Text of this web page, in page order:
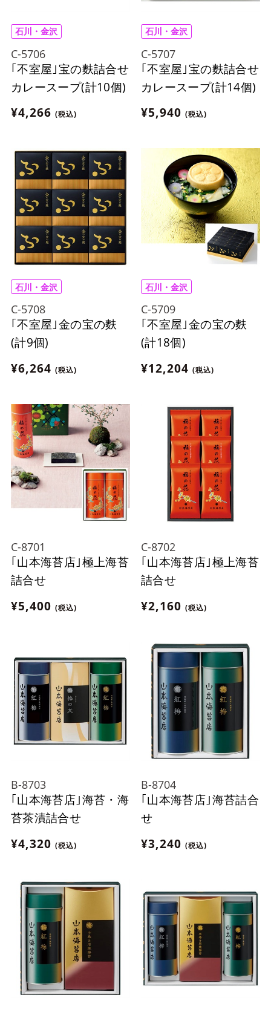
石川・金沢
C-5706
｢不室屋｣宝の麩詰合せ
カレースープ(計10個)
¥4,266 (税込)
石川・金沢
C-5707
｢不室屋｣宝の麩詰合せ
カレースープ(計14個)
¥5,940 (税込)
石川・金沢
C-5708
｢不室屋｣金の宝の麩
(計9個)
¥6,264 (税込)
石川・金沢
C-5709
｢不室屋｣金の宝の麩
(計18個)
¥12,204 (税込)
C-8701
｢山本海苔店｣極上海苔
詰合せ
¥5,400 (税込)
C-8702
｢山本海苔店｣極上海苔
詰合せ
¥2,160 (税込)
B-8703
｢山本海苔店｣海苔・海
苔茶漬詰合せ
¥4,320 (税込)
B-8704
｢山本海苔店｣海苔詰合
せ
¥3,240 (税込)